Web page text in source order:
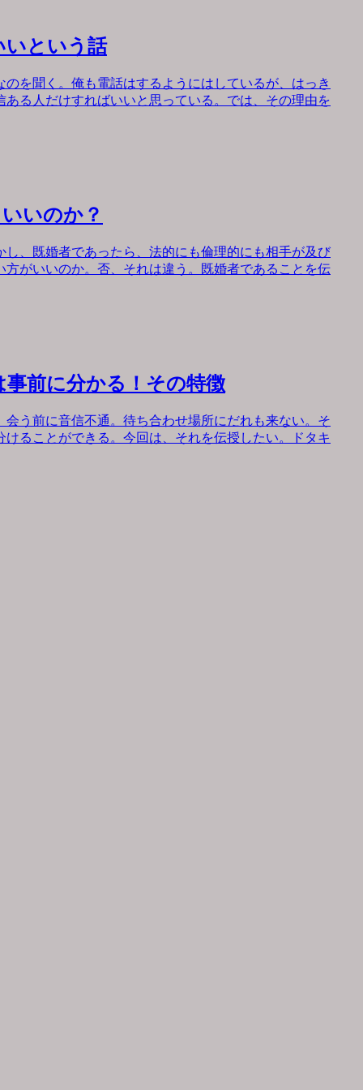
いという話
を聞く。俺も電話はするようにはしているが、はっき
る人だけすればいいと思っている。では、その理由を
いのか？
、既婚者であったら、法的にも倫理的にも相手が及び
がいいのか。否、それは違う。既婚者であることを伝
前に分かる！その特徴
う前に音信不通。待ち合わせ場所にだれも来ない。そ
ることができる。今回は、それを伝授したい。ドタキ